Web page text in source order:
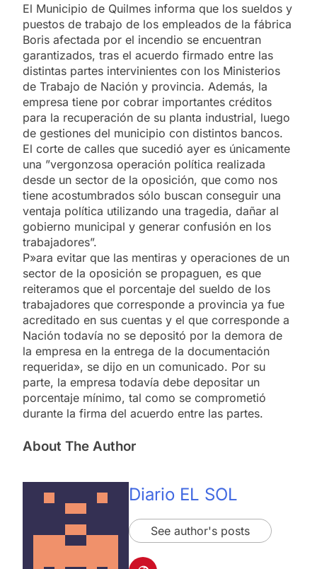
El Municipio de Quilmes informa que los sueldos y
puestos de trabajo de los empleados de la fábrica
Boris afectada por el incendio se encuentran
garantizados, tras el acuerdo firmado entre las
distintas partes intervinientes con los Ministerios
de Trabajo de Nación y provincia. Además, la
empresa tiene por cobrar importantes créditos
para la recuperación de su planta industrial, luego
de gestiones del municipio con distintos bancos.
El corte de calles que sucedió ayer es únicamente
una ”vergonzosa operación política realizada
desde un sector de la oposición, que como nos
tiene acostumbrados sólo buscan conseguir una
ventaja política utilizando una tragedia, dañar al
gobierno municipal y generar confusión en los
trabajadores”.
P»ara evitar que las mentiras y operaciones de un
sector de la oposición se propaguen, es que
reiteramos que el porcentaje del sueldo de los
trabajadores que corresponde a provincia ya fue
acreditado en sus cuentas y el que corresponde a
Nación todavía no se depositó por la demora de
la empresa en la entrega de la documentación
requerida», se dijo en un comunicado. Por su
parte, la empresa todavía debe depositar un
porcentaje mínimo, tal como se comprometió
durante la firma del acuerdo entre las partes.
About The Author
Diario EL SOL
See author's posts